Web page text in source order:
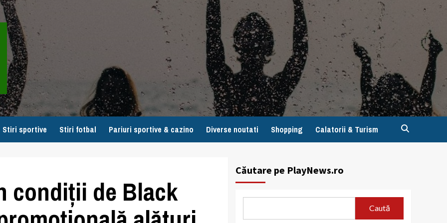
Stiri sportive Stiri fotbal Pariuri sportive & cazino Diverse noutati Shopping Calatorii & Turism
condiții de Black
Căutare pe PlayNews.ro
Caută